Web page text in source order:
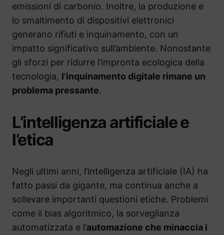
emissioni di carbonio. Inoltre, la produzione e
lo smaltimento di dispositivi elettronici
generano rifiuti e inquinamento, con un
impatto significativo sull’ambiente. Nonostante
gli sforzi per ridurre l’impronta ecologica della
tecnologia, l’inquinamento digitale rimane un
problema pressante.
L’intelligenza artificiale e
l’etica
Negli ultimi anni, l’intelligenza artificiale (IA) ha
fatto passi da gigante, ma continua anche a
sollevare importanti questioni etiche. Problemi
come il bias algoritmico, la sorveglianza
automatizzata e l’automazione che minaccia i